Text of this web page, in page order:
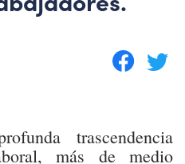
trascendencia
más de medio